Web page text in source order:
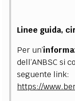
Linee guida,
Per un’
dell’ANBSC si
seguente link:
https://